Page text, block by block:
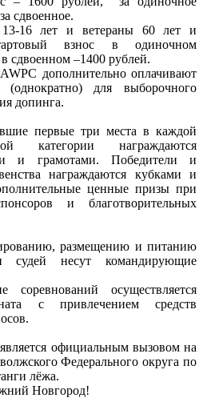
сдвоенное.
13-16 лет и ветераны 60 лет и
взнос в одиночном
сдвоенном –1400 рублей.
дополнительно оплачивают
для выборочного
допинга.
первые три места в каждой
категории награждаются
и грамотами. Победители и
награждаются кубками и
ценные призы при
и благотворительных
размещению и питанию
судей несут командирующие
осуществляется
с привлечением средств
официальным вызовом на
Федерального округа по
лёжа.
Новгород!